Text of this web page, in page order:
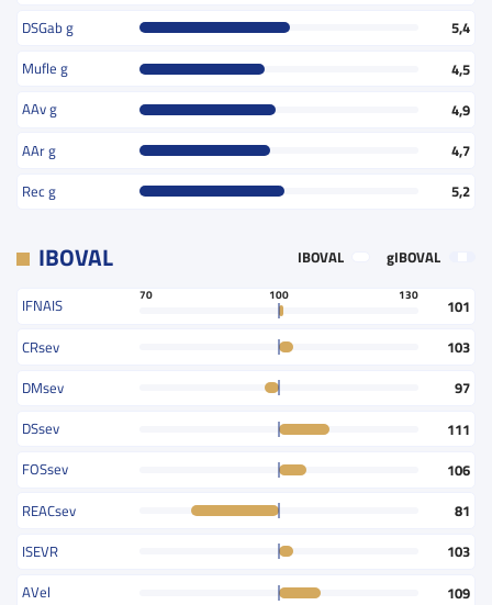
DSGab g
5,4
Mufle g
4,5
AAv g
4,9
AAr g
4,7
Rec g
5,2
IBOVAL IBOVAL gIBOVAL
IFNAIS
70 100 130
101
CRsev
103
DMsev
97
DSsev
111
FOSsev
106
REACsev
81
ISEVR
103
AVel
109